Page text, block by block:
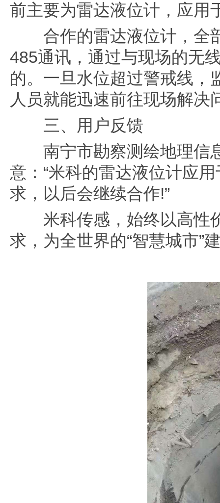
前主要为雷达液位计，应用
合作的雷达液位计，全部
485通讯，通过与现场的无
的。一旦水位超过警戒线，
人员就能迅速前往现场解决
三、用户反馈
南宁市勘察测绘地理信息
意：“米科的雷达液位计应
求，以后会继续合作!”
米科传感，始终以高性价
求，为全世界的“智慧城市”